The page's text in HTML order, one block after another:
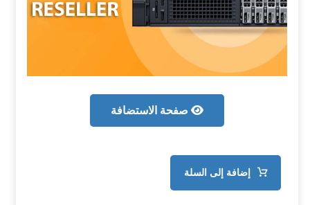
صفحة الاستضافة
إضافة إلى السلة